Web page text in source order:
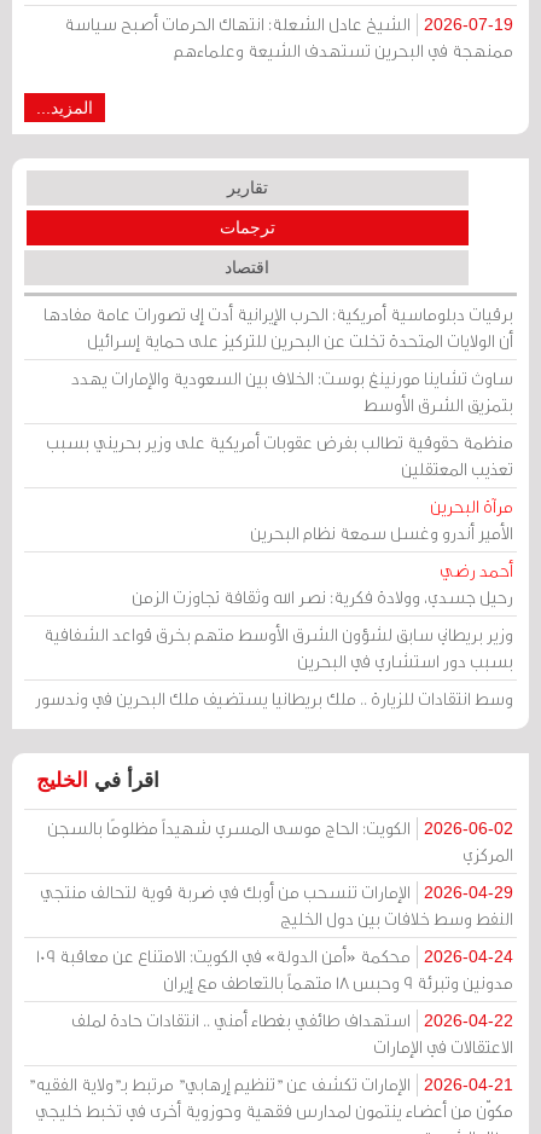
2026-07-19
الشيخ عادل الشعلة: انتهاك الحرمات أصبح سياسة
ممنهجة في البحرين تستهدف الشيعة وعلماءهم
المزيد...
تقارير
ترجمات
اقتصاد
برقيات دبلوماسية أمريكية: الحرب الإيرانية أدت إلى تصورات عامة مفادها
أن الولايات المتحدة تخلت عن البحرين للتركيز على حماية إسرائيل
ساوث تشاينا مورنينغ بوست: الخلاف بين السعودية والإمارات يهدد
بتمزيق الشرق الأوسط
منظمة حقوقية تطالب بفرض عقوبات أمريكية على وزير بحريني بسبب
تعذيب المعتقلين
مرآة البحرين
الأمير أندرو وغسل سمعة نظام البحرين
أحمد رضي
رحيل جسدي، وولادة فكرية: نصر الله وثقافة تجاوزت الزمن
وزير بريطاني سابق لشؤون الشرق الأوسط متهم بخرق قواعد الشفافية
بسبب دور استشاري في البحرين
وسط انتقادات للزيارة .. ملك بريطانيا يستضيف ملك البحرين في وندسور
اقرأ في الخليج
2026-06-02
الكويت: الحاج موسى المسري شهيداً مظلومًا بالسجن
المركزي
2026-04-29
الإمارات تنسحب من أوبك في ضربة قوية لتحالف منتجي
النفط وسط خلافات بين دول الخليج
2026-04-24
محكمة «أمن الدولة» في الكويت: الامتناع عن معاقبة 109
مدونين وتبرئة 9 وحبس 18 متهماً بالتعاطف مع إيران
2026-04-22
استهداف طائفي بغطاء أمني .. انتقادات حادة لملف
الاعتقالات في الإمارات
2026-04-21
الإمارات تكشف عن "تنظيم إرهابي" مرتبط بـ"ولاية الفقيه"
مكوّن من أعضاء ينتمون لمدارس فقهية وحوزوية أخرى في تخبط خليجي